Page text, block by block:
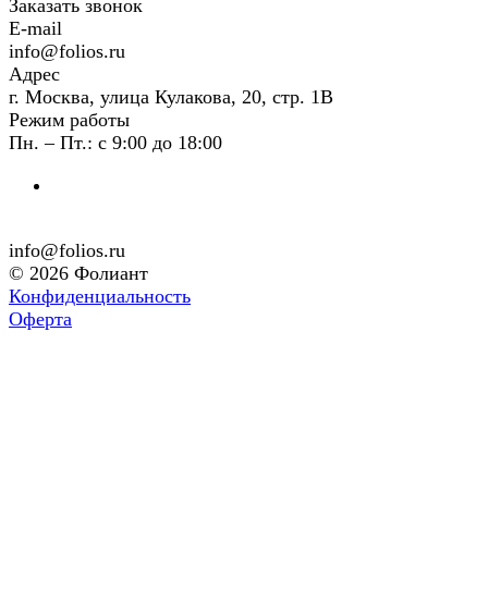
Заказать звонок
E-mail
info@folios.ru
Адрес
г. Москва, улица Кулакова, 20, стр. 1В
Режим работы
Пн. – Пт.: с 9:00 до 18:00
info@folios.ru
© 2026 Фолиант
Конфиденциальность
Оферта